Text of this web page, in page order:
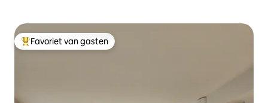
Topfavoriet van gasten
Favoriet van gasten